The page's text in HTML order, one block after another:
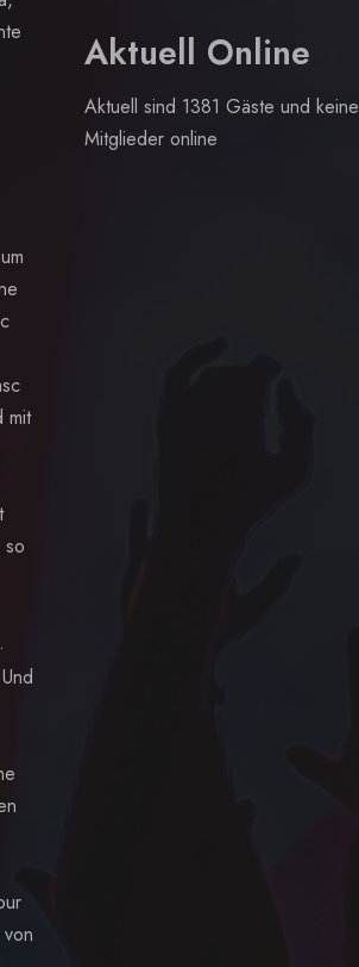
mit
Aktuell Online
Aktuell sind 1381 Gäste und keine
Mitglieder online